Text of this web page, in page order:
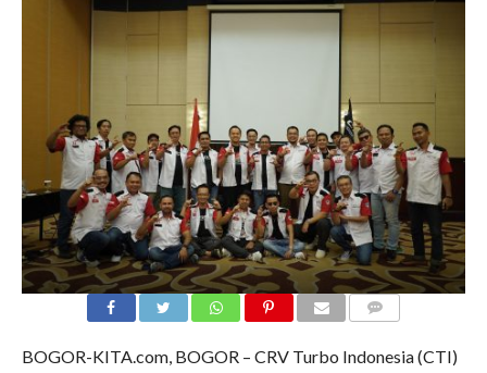
BOGOR-KITA.com, BOGOR – CRV Turbo Indonesia (CTI)